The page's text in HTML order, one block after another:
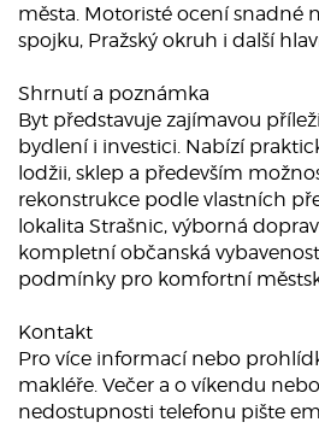
města. Motoristé ocení snadné
spojku, Pražský okruh i další
Shrnutí a poznámka
Byt představuje zajímavou
bydlení i investici. Nabízí
lodžii, sklep a především
rekonstrukce podle vlastních
lokalita Strašnic, výborná
kompletní občanská
podmínky pro komfortní
Kontakt
Pro více informací nebo
makléře. Večer a o víkendu
nedostupnosti telefonu pište